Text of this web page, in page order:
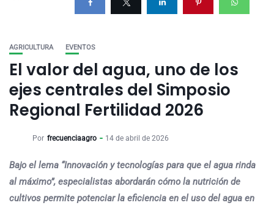
AGRICULTURA EVENTOS
El valor del agua, uno de los
ejes centrales del Simposio
Regional Fertilidad 2026
Por frecuenciaagro 14 de abril de 2026
Bajo el lema “Innovación y tecnologías para que el agua rinda
al máximo”, especialistas abordarán cómo la nutrición de
cultivos permite potenciar la eficiencia en el uso del agua en